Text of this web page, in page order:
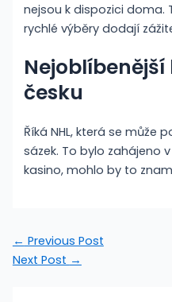
nejsou k dispozici doma.
rychlé výběry dodají
česku
Říká NHL, která se může
sázek. To bylo zahájeno
kasino, mohlo by to
← Previous Post
Next Post →